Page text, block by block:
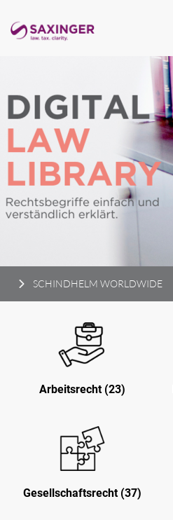
SCHINDHELM WORLDWIDE
Arbeitsrecht (23)
Gesellschaftsrecht (37)